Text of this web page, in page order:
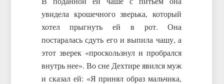
увидела крошечного зверька, который
хотел прыгнуть ей в рот. Она
постаралась сдуть его и выпила чашу, а
этот зверек «проскользнул и пробрался
внутрь нее». Во сне Дехтире явился муж
и сказал ей: «Я принял образ мальчика,